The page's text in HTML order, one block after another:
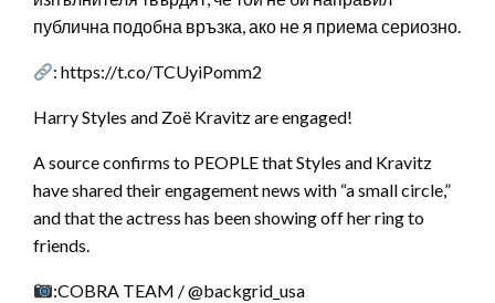
публична подобна връзка, ако не я приема сериозно.
: https://t.co/TCUyiPomm2
Harry Styles and Zoë Kravitz are engaged!
A source confirms to PEOPLE that Styles and Kravitz
have shared their engagement news with “a small circle,”
and that the actress has been showing off her ring to
friends.
:COBRA TEAM / @backgrid_usa